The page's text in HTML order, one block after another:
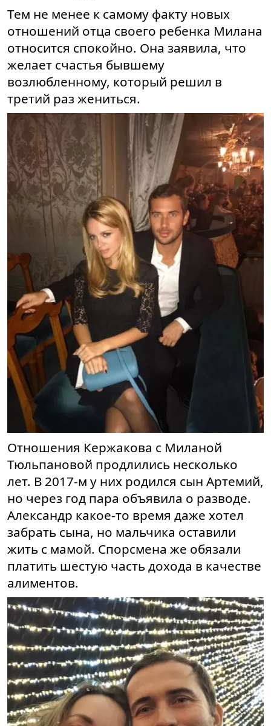
Тем не менее к самому факту новых
отношений отца своего ребенка Милана
относится спокойно. Она заявила, что
желает счастья бывшему
возлюбленному, который решил в
третий раз жениться.
Отношения Кержакова с Миланой
Тюльпановой продлились несколько
лет. В 2017-м у них родился сын Артемий,
но через год пара объявила о разводе.
Александр какое-то время даже хотел
забрать сына, но мальчика оставили
жить с мамой. Спорсмена же обязали
платить шестую часть дохода в качестве
алиментов.